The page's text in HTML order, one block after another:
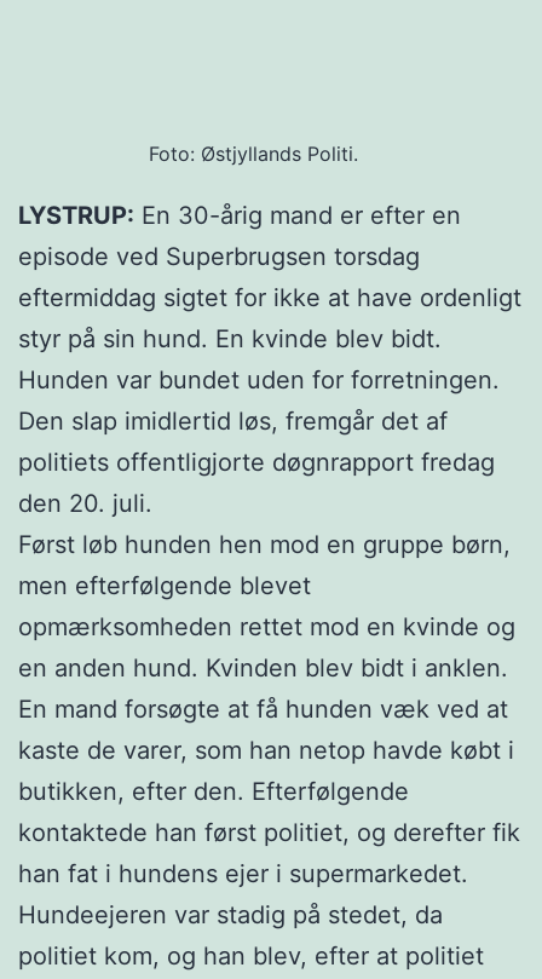
Foto: Østjyllands Politi.
LYSTRUP: En 30-årig mand er efter en
episode ved Superbrugsen torsdag
eftermiddag sigtet for ikke at have ordenligt
styr på sin hund. En kvinde blev bidt.
Hunden var bundet uden for forretningen.
Den slap imidlertid løs, fremgår det af
politiets offentligjorte døgnrapport fredag
den 20. juli.
Først løb hunden hen mod en gruppe børn,
men efterfølgende blevet
opmærksomheden rettet mod en kvinde og
en anden hund. Kvinden blev bidt i anklen.
En mand forsøgte at få hunden væk ved at
kaste de varer, som han netop havde købt i
butikken, efter den. Efterfølgende
kontaktede han først politiet, og derefter fik
han fat i hundens ejer i supermarkedet.
Hundeejeren var stadig på stedet, da
politiet kom, og han blev, efter at politiet